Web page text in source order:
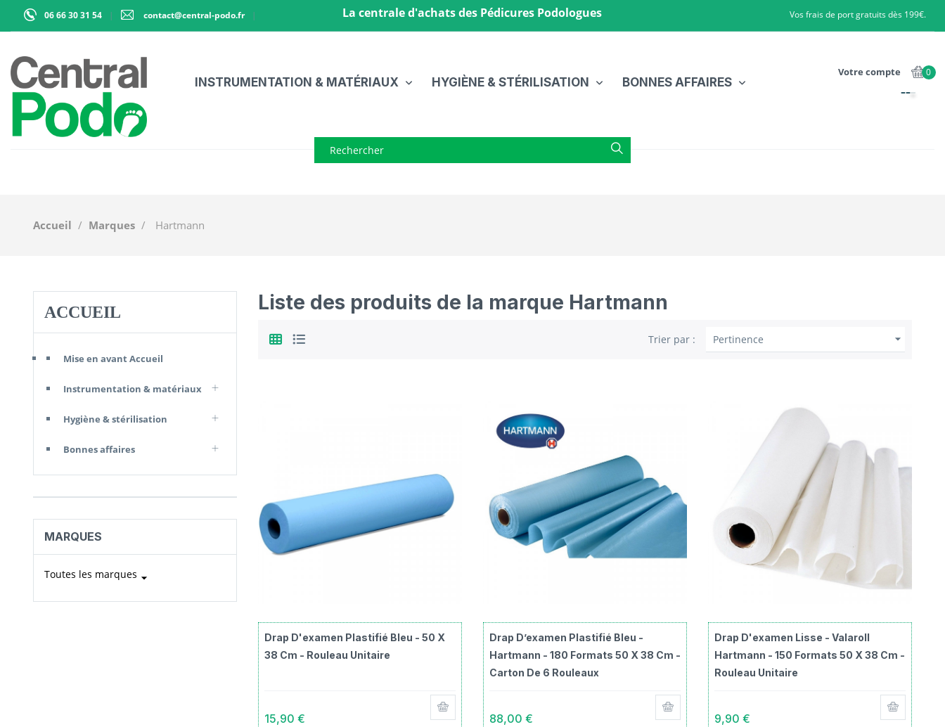
06 66 30 31 54 contact@central-podo.fr La centrale d'achats des Pédicures Podologues Vos frais de port gratuits dès 199€.
INSTRUMENTATION & MATÉRIAUX HYGIÈNE & STÉRILISATION BONNES AFFAIRES
Votre compte 0
Accueil Marques Hartmann
ACCUEIL
Mise en avant Accueil
Instrumentation & matériaux
Hygiène & stérilisation
Bonnes affaires
MARQUES
Toutes les marques arrow_drop_down
Liste des produits de la marque Hartmann
Trier par : Pertinence 
Drap D'examen Plastifié Bleu - 50 X
38 Cm - Rouleau Unitaire
15,90 €
Drap D’examen Plastifié Bleu -
Hartmann - 180 Formats 50 X 38 Cm -
Carton De 6 Rouleaux
88,00 €
Drap D'examen Lisse - Valaroll
Hartmann - 150 Formats 50 X 38 Cm -
Rouleau Unitaire
9,90 €